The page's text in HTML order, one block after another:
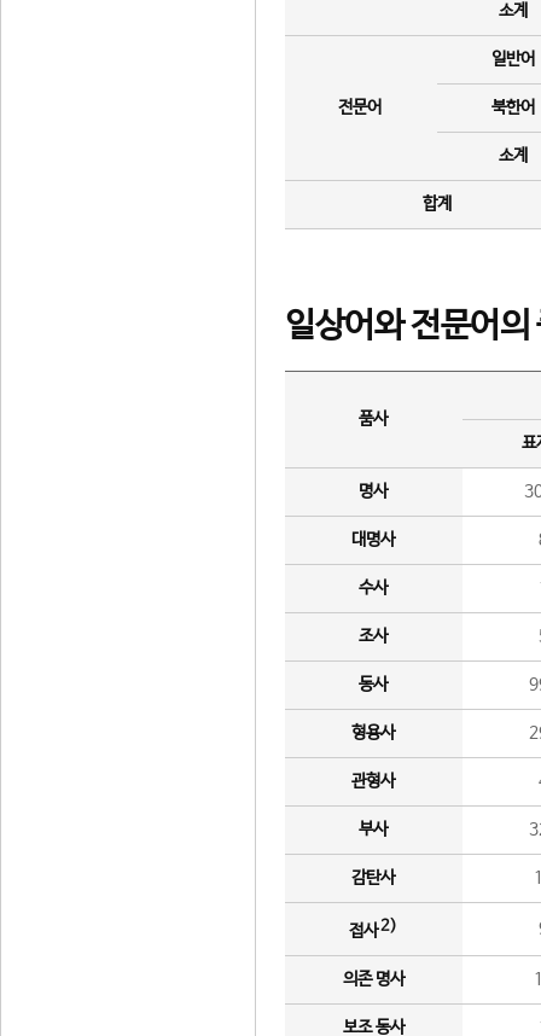
소계
전문어
일반어
북한어
소계
합계
일상어와 전문어의
품사
표
명사
대명사
수사
조사
동사
형용사
관형사
부사
감탄사
접사2)
의존 명사
보조 동사